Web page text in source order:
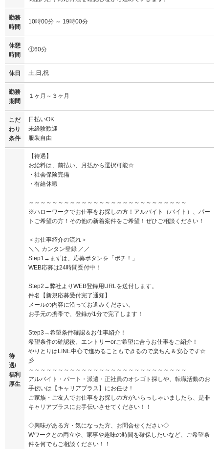
勤務
時間
10時00分 ～ 19時00分
休憩
時間
①60分
休日 土,日,祝
勤務
期間
１ヶ月～３ヶ月
こだ
わり
条件
日払いOK
未経験歓迎
服装自由
待
遇/
福利
厚生
【待遇】
お給料は、前払い、月払から選択可能☆
・社会保険完備
・有給休暇
～～～～～～～～～～～～～～～～～～～～～～～～～～～
※ハローワークでお仕事をお探しの方！アルバイト（バイト）、パー
トご希望の方！その他の新着案件をご希望！ぜひご相談ください！
＜お仕事紹介の流れ＞
＼＼ カンタン登録 ／／
Step1→まずは、応募ボタンを「ポチ！」
WEB応募は24時間受付中！
Step2→弊社よりWEB登録用URLを送付します。
件名【新規応募受付完了通知】
メールの内容に沿ってお進みください。
お手元の携帯で、登録が1分で完了します！
Step3→希望条件確認＆お仕事紹介！
希望条件の確認後、エントリーorご希望に合うお仕事をご紹介！
やりとりはLINE中心で進めることもできるので楽ちん＆安心です☆
彡
～～～～～～～～～～～～～～～～～～～～～～～～～～～
アルバイト・パート・派遣・正社員のオシゴト探しや、転職活動のお
手伝いは【キャリアプラス】にお任せ！
ご家族・ご友人でお仕事をお探しの方がいらっしゃいましたら、是非
キャリアプラスにお手伝いさせてください！！
◇興味がある方・気になった方、お問合せください◇
Wワークとの両立や、家事や趣味の時間を確保したいなど、ご希望条
件を何でもご相談ください！！